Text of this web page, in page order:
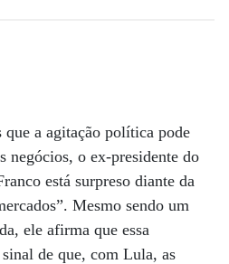
que a agitação política pode
negócios, o ex-presidente do
está surpreso diante da
Mesmo sendo um
ele afirma que essa
de que, com Lula, as